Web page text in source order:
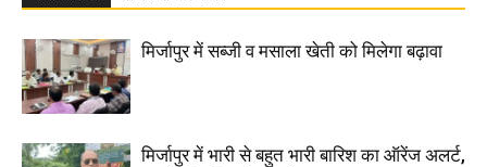
मिर्जापुर में सब्जी व मसाला खेती को मिलेगा बढ़ावा
मिर्जापुर में भारी से बहुत भारी बारिश का ऑरेंज अलर्ट,